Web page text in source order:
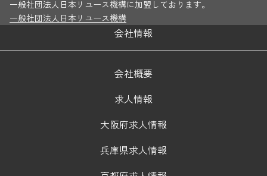
一般社団法人日本リユース機構に加盟しております。
一般社団法人日本リユース機構
会社情報
会社概要
求人情報
大阪府求人情報
兵庫県求人情報